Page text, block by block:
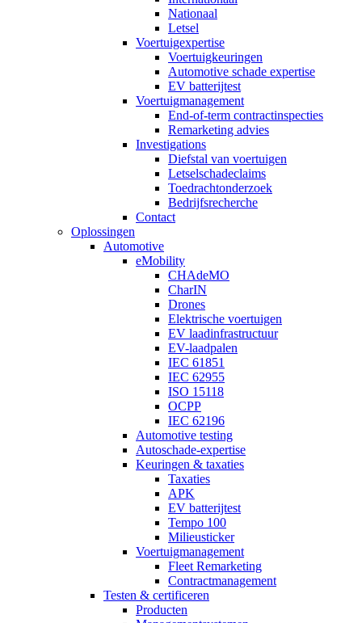
Nationaal
Letsel
Voertuigexpertise
Voertuigkeuringen
Automotive schade expertise
EV batterijtest
Voertuigmanagement
End-of-term contractinspecties
Remarketing advies
Investigations
Diefstal van voertuigen
Letselschadeclaims
Toedrachtonderzoek
Bedrijfsrecherche
Contact
Oplossingen
Automotive
eMobility
CHAdeMO
CharIN
Drones
Elektrische voertuigen
EV laadinfrastructuur
EV-laadpalen
IEC 61851
IEC 62955
ISO 15118
OCPP
IEC 62196
Automotive testing
Autoschade-expertise
Keuringen & taxaties
Taxaties
APK
EV batterijtest
Tempo 100
Milieusticker
Voertuigmanagement
Fleet Remarketing
Contractmanagement
Testen & certificeren
Producten